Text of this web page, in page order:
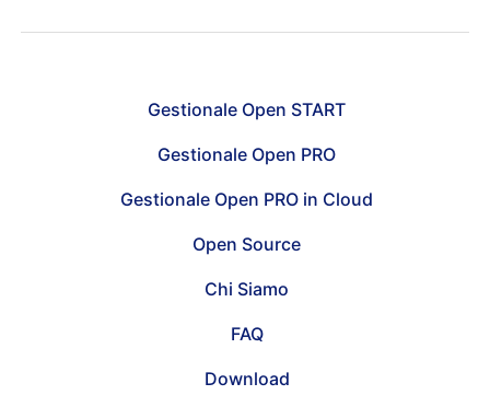
Gestionale Open START
Gestionale Open PRO
Gestionale Open PRO in Cloud
Open Source
Chi Siamo
FAQ
Download